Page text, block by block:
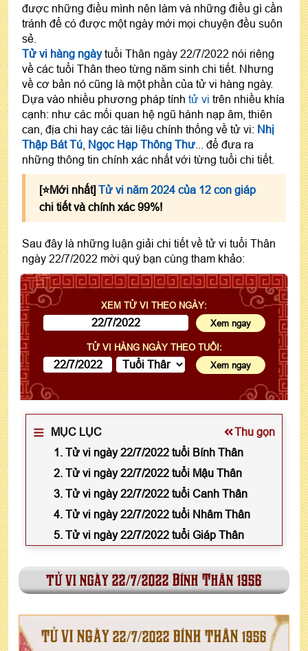
được những điều mình nên làm và những điều gì cần
tránh để có được một ngày mới mọi chuyện đều suôn
sẻ.
Tử vi hàng ngàytuổi Thân ngày 22/7/2022 nói riêng
về các tuổi Thân theo từng năm sinh chi tiết. Nhưng
về cơ bản nó cũng là một phần của tử vi hàng ngày.
Dựa vào nhiều phương pháp tính tử vi trên nhiều khía
cạnh: như các mối quan hệ ngũ hành nạp âm, thiên
can, địa chi hay các tài liệu chính thống về tử vi: Nhị
Thập Bát Tú Ngọc Hạp Thông Thư ... để đưa ra
những thông tin chính xác nhất với từng tuổi chi tiết.
[⭐️Mới nhất] Tử vi năm 2024 của 12 con giáp
chi tiết và chính xác 99%!
Sau đây là những luận giải chi tiết về tử vi tuổi Thân
ngày 22/7/2022 mời quý bạn cùng tham khảo:
XEM TỬ VI THEO NGÀY:
TỬ VI HÀNG NGÀY THEO TUỔI:
MỤC LỤC
Thu gọn
1. Tử vi ngày 22/7/2022 tuổi Bính Thân
2. Tử vi ngày 22/7/2022 tuổi Mậu Thân
3. Tử vi ngày 22/7/2022 tuổi Canh Thân
4. Tử vi ngày 22/7/2022 tuổi Nhâm Thân
5. Tử vi ngày 22/7/2022 tuổi Giáp Thân
tử vi ngày 22/7/2022 Bính Thân 1956
TỬ VI NGÀY 22/7/2022 BÍNH THÂN 1956